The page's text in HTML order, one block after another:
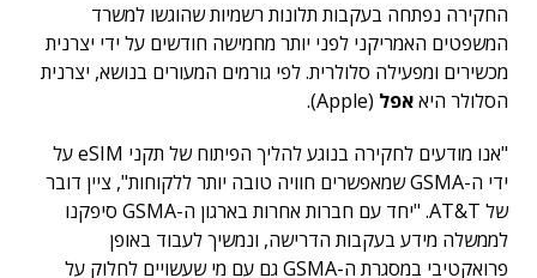
החקירה נפתחה בעקבות תלונות רשמיות שהוגשו למשרד
המשפטים האמריקני לפני יותר מחמישה חודשים על ידי יצרנית
מכשירים ומפעילה סלולרית. לפי גורמים המעורים בנושא, יצרנית
הסלולר היאאפל (Apple).
"אנו מודעים לחקירה בנוגע להליך הפיתוח של תקני eSIM על
ידי ה-GSMA שמאפשרים חוויה טובה יותר ללקוחות", ציין דובר
של AT&T. "יחד עם חברות אחרות בארגון ה-GSMA סיפקנו
לממשלה מידע בעקבות הדרישה, ונמשיך לעבוד באופן
פרואקטיבי במסגרת ה-GSMA גם עם מי שעשויים לחלוק על